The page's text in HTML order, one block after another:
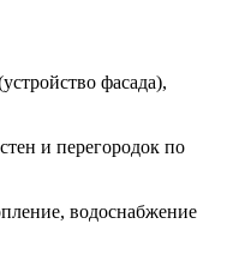
фасада),
и перегородок по
водоснабжение